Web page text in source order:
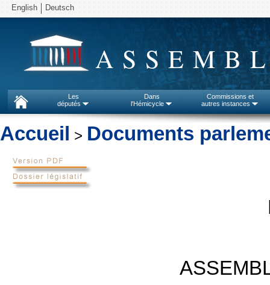
English Deutsch
Les
députés
Dans
l'Hémicycle
Commissions et
autres instances
Accueil > Documents